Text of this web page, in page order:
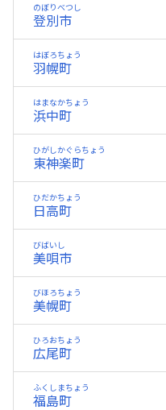
登別市
のぼりべつし
羽幌町
はぼろちょう
浜中町
はまなかちょう
東神楽町
ひがしかぐらちょう
日高町
ひだかちょう
美唄市
びばいし
美幌町
びほろちょう
広尾町
ひろおちょう
福島町
ふくしまちょう